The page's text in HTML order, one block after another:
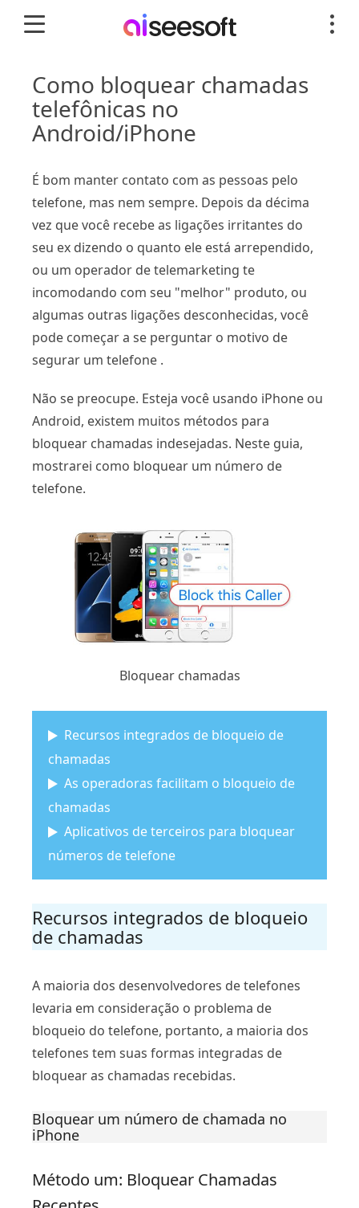
Como bloquear chamadas
telefônicas no
Android/iPhone
É bom manter contato com as pessoas pelo
telefone, mas nem sempre. Depois da décima
vez que você recebe as ligações irritantes do
seu ex dizendo o quanto ele está arrependido,
ou um operador de telemarketing te
incomodando com seu "melhor" produto, ou
algumas outras ligações desconhecidas, você
pode começar a se perguntar o motivo de
segurar um telefone .
Não se preocupe. Esteja você usando iPhone ou
Android, existem muitos métodos para
bloquear chamadas indesejadas. Neste guia,
mostrarei como bloquear um número de
telefone.
Bloquear chamadas
Recursos integrados de bloqueio de
chamadas
As operadoras facilitam o bloqueio de
chamadas
Aplicativos de terceiros para bloquear
números de telefone
Recursos integrados de bloqueio
de chamadas
A maioria dos desenvolvedores de telefones
levaria em consideração o problema de
bloqueio do telefone, portanto, a maioria dos
telefones tem suas formas integradas de
bloquear as chamadas recebidas.
Bloquear um número de chamada no
iPhone
Método um: Bloquear Chamadas